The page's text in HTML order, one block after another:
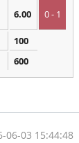
6.00 0 - 1
100
600
06-03 15:44:48